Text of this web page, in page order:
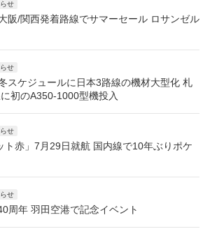
せ
阪/関西発着路線でサマーセール ロサンゼル
せ
スケジュールに日本3路線の機材大型化 札
初のA350-1000型機投入
せ
ト赤」7月29日就航 国内線で10年ぶりポケ
せ
周年 羽田空港で記念イベント